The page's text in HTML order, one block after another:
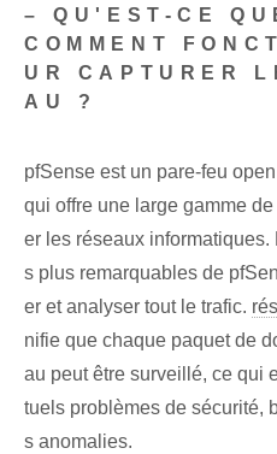
– QU'EST-CE
COMMENT
UR CAPTURER
AU ?
pfSense est un pare-feu
qui offre une large gamme
er les réseaux
s plus remarquables de
er et analyser tout le trafic.
nifie que chaque paquet de
au peut être surveillé, ce qui
tuels problèmes de sécurité,
s anomalies.